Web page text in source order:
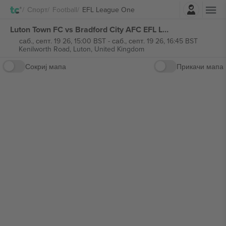
Спорт Football EFL League OneНајави се
Luton Town FC vs Bradford City AFC EFL League One билети
саб., септ. 19 26, 15:00 BST- саб., септ. 19 26, 16:45 BST
Kenilworth Road, Luton, United Kingdom
Сокриј мапа
Прикачи мапа